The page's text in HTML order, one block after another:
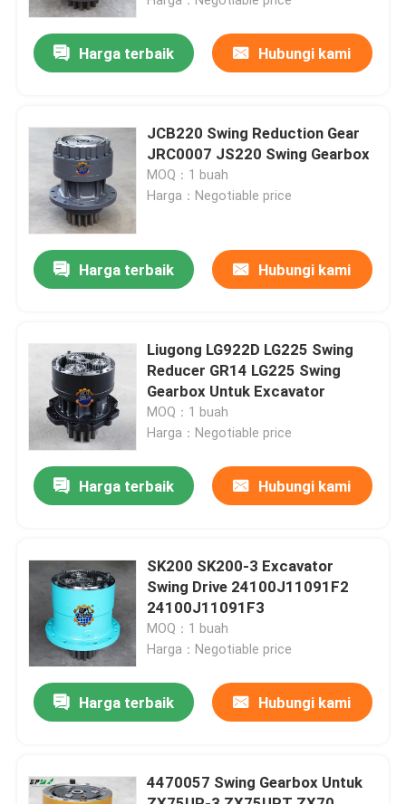
Rumah
Tentang kami
Tur Pabrik
Kontrol kualitas
Hubungi kami
Berita
Permintaan Penawaran
motor ayun ekskavator
Harga terbaik Hubungi kami
JCB220 Swing Reduction Gear
JRC0007 JS220 Swing Gearbox
MOQ：1 buah
Harga：Negotiable price
Harga terbaik Hubungi kami
Liugong LG922D LG225 Swing
Reducer GR14 LG225 Swing
Gearbox Untuk Excavator
MOQ：1 buah
Harga：Negotiable price
Harga terbaik Hubungi kami
SK200 SK200-3 Excavator
Swing Drive 24100J11091F2
24100J11091F3
MOQ：1 buah
Harga：Negotiable price
Harga terbaik Hubungi kami
4470057 Swing Gearbox Untuk